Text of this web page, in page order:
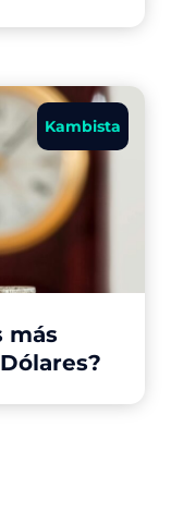
Kambista
más